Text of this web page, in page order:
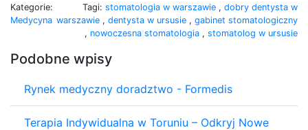
Kategorie:
Medycyna
Tagi: stomatologia w warszawie , dobry dentysta w
warszawie , dentysta w ursusie , gabinet stomatologiczny
, nowoczesna stomatologia , stomatolog w ursusie
Podobne wpisy
Rynek medyczny doradztwo - Formedis
Terapia Indywidualna w Toruniu – Odkryj Nowe